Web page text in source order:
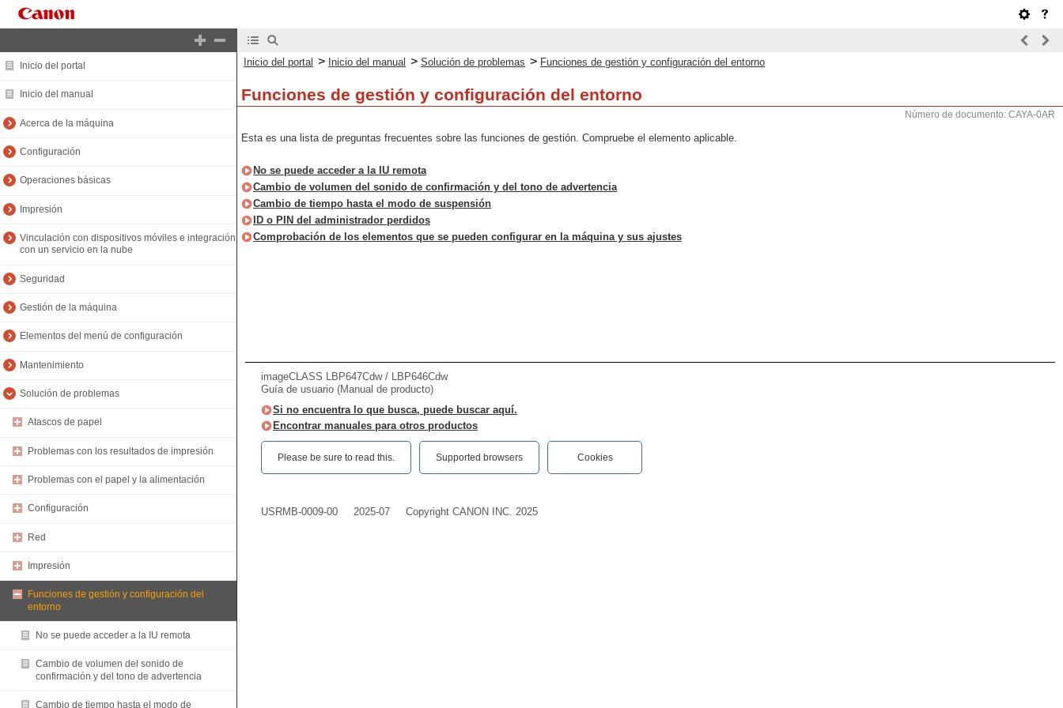
Inicio del portal
Inicio del manual
Acerca de la máquina
Configuración
Operaciones básicas
Impresión
Vinculación con dispositivos móviles e integración
con un servicio en la nube
Seguridad
Gestión de la máquina
Elementos del menú de configuración
Mantenimiento
Solución de problemas
Atascos de papel
Problemas con los resultados de impresión
Problemas con el papel y la alimentación
Configuración
Red
Impresión
Funciones de gestión y configuración del
entorno
No se puede acceder a la IU remota
Cambio de volumen del sonido de
confirmación y del tono de advertencia
Cambio de tiempo hasta el modo de
Inicio del portal > Inicio del manual > Solución de problemas > Funciones de gestión y configuración del entorno
Funciones de gestión y configuración del entorno
Número de documento: CAYA-0AR
Esta es una lista de preguntas frecuentes sobre las funciones de gestión. Compruebe el elemento aplicable.
No se puede acceder a la IU remota
Cambio de volumen del sonido de confirmación y del tono de advertencia
Cambio de tiempo hasta el modo de suspensión
ID o PIN del administrador perdidos
Comprobación de los elementos que se pueden configurar en la máquina y sus ajustes
imageCLASS LBP647Cdw / LBP646Cdw
Guía de usuario (Manual de producto)
Si no encuentra lo que busca, puede buscar aquí.
Encontrar manuales para otros productos
Please be sure to read this.‎ Supported browsers Cookies
USRMB-0009-00 2025-07 Copyright CANON INC. 2025